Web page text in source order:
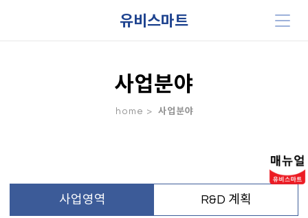
유비스마트
사업분야
home > 사업분야
사업영역 R&D 계획